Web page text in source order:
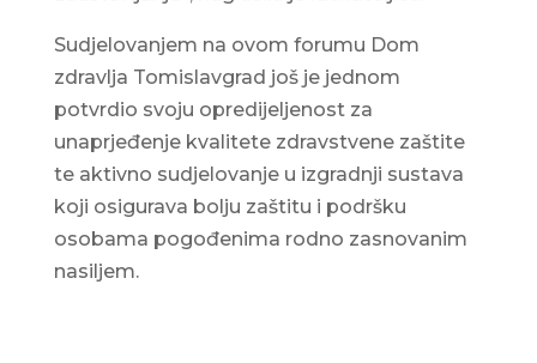
Sudjelovanjem na ovom forumu Dom
zdravlja Tomislavgrad još je jednom
potvrdio svoju opredijeljenost za
unaprjeđenje kvalitete zdravstvene zaštite
te aktivno sudjelovanje u izgradnji sustava
koji osigurava bolju zaštitu i podršku
osobama pogođenima rodno zasnovanim
nasiljem.